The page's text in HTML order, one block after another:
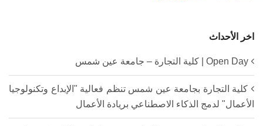
اخر الأحداث
Open Day | كلية التجارة – جامعة عين شمس
كلية التجارة بجامعة عين شمس تنظم فعالية "الإبداع وتكنولوجيا
الأعمال" لدمج الذكاء الاصطناعي بريادة الأعمال